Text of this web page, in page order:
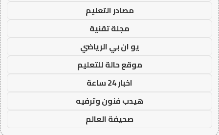
مصادر التعليم
مجلة تقنية
يو ان بي الرياضي
موقع حالة للتعليم
اخبار 24 ساعة
هيدب فنون وترفيه
صحيفة العالم